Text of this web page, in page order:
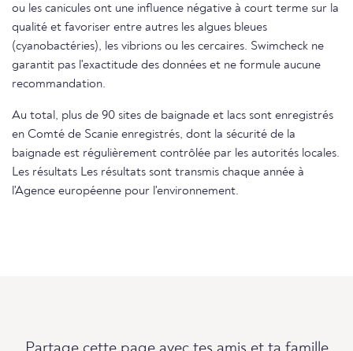
ou les canicules ont une influence négative à court terme sur la
qualité et favoriser entre autres les algues bleues
(cyanobactéries), les vibrions ou les cercaires. Swimcheck ne
garantit pas l'exactitude des données et ne formule aucune
recommandation.
Au total, plus de 90 sites de baignade et lacs sont enregistrés
en Comté de Scanie enregistrés, dont la sécurité de la
baignade est régulièrement contrôlée par les autorités locales.
Les résultats Les résultats sont transmis chaque année à
l'Agence européenne pour l'environnement.